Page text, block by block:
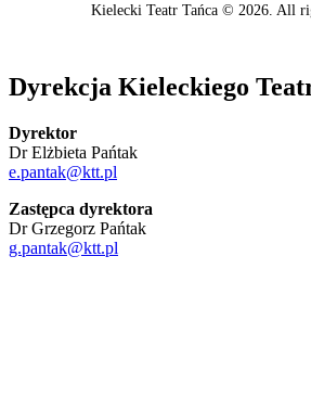
Kielecki Teatr Tańca © 2026. All
Dyrekcja Kieleckiego
Dyrektor
Dr Elżbieta Pańtak
e.pantak@ktt.pl
Zastępca dyrektora
Dr Grzegorz Pańtak
g.pantak@ktt.pl